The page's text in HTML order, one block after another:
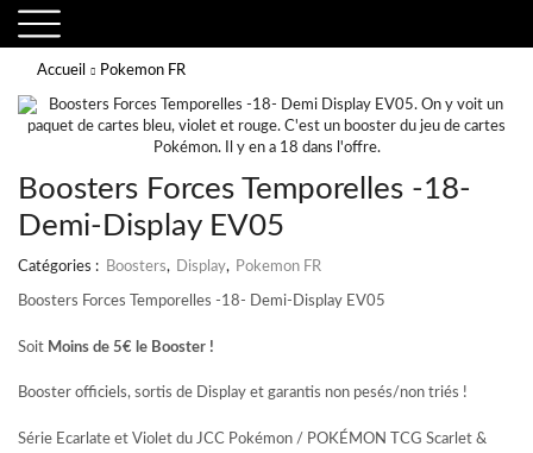
Accueil Pokemon FR
Boosters Forces Temporelles -18-
Demi-Display EV05
Catégories : Boosters, Display, Pokemon FR
Boosters Forces Temporelles -18- Demi-Display EV05
Soit Moins de 5€ le Booster !
Booster officiels, sortis de Display et garantis non pesés/non triés !
Série Ecarlate et Violet du JCC Pokémon / POKÉMON TCG Scarlet &